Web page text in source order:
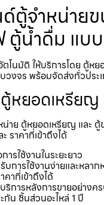
ตู้จำหน่าย
ตู้น้ำดื่ม แบ
นมัติ ให้บริการโดย ตู้ห
วงจร พร้อมจัดส่งทั่วประ
หยอดเหรีย
น่าย ตู้หยอดเหรียญ และ
ราคาที่เข้าถึงได้
ใช้งานในระยะยาว
การใช้งานง่ายและหลา
าที่เข้าถึงได้
การหลังการขายอย่างค
น ชิ้นส่วนอะไหล่ 1 ปี